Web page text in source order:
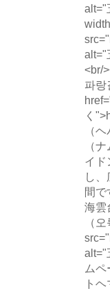
alt="
alt="
<br/
파랑
く
（
（
イド
し
間で
海雲
（
alt="
ム
ト